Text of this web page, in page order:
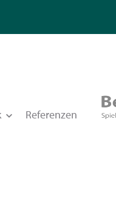
Referenzen